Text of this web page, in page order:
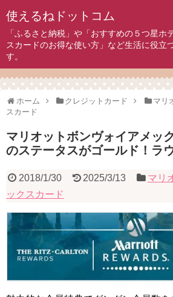
使えるねドットコム
「ふるさと納税」や「おすすめの５つ星ホ
スカードのお得な使い方」など生活に役立
す。
ホーム クレジットカード
マリ
スカード
マリオットボンヴォイアメッ
のステータスがゴールド！ラ
2018/1/30 2025/3/13
マリ
ックスカード